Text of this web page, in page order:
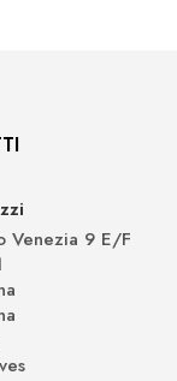
Venezia 9 E/F